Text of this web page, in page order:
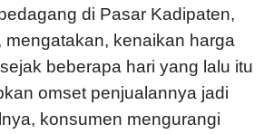
di Pasar Kadipaten,
mengatakan, kenaikan harga
beberapa hari yang lalu itu
omset penjualannya jadi
konsumen mengurangi